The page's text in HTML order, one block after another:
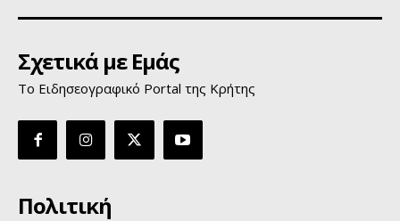
Σχετικά με Εμάς
Το Ειδησεογραφικό Portal της Κρήτης
Πολιτική